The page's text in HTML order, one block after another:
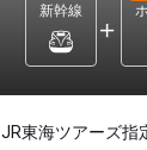
新幹線
JR東海ツアーズ指